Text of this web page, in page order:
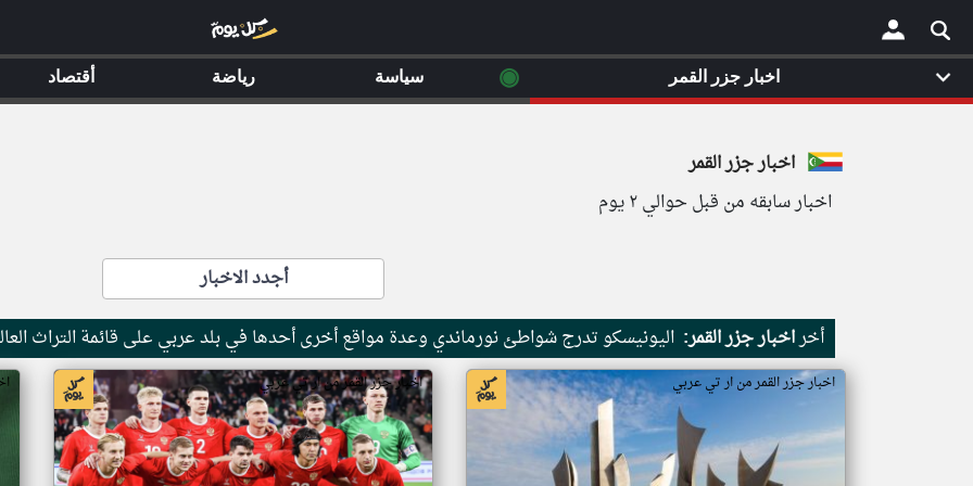
×
اخبار جزر القمر
اخبار سابقه من قبل حوالي ٢ يوم
أجدد الاخبار
أخراخبار جزر القمر: اليونيسكو تدرج شواطئ نورماندي وعدة مواقع أخرى أحدها في بلد عربي على قائمة التراث
اخبار جزر القمر من ار تي عربي اخبار جزر القمر من ار تي عربي
اخبار جزر القمر ◉ سياسة رياضة أقتصاد